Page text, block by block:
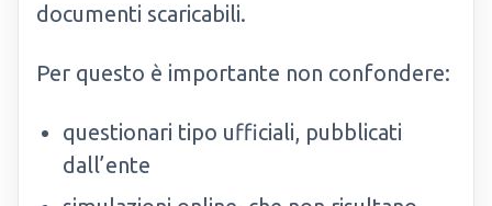
documenti scaricabili.
Per questo è importante non confondere:
questionari tipo ufficiali, pubblicati
dall’ente